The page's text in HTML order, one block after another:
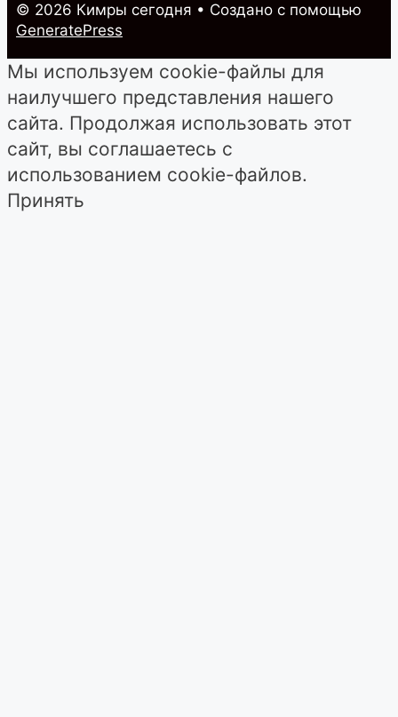
© 2026 Кимры cегодня • Создано с помощью
GeneratePress
Мы используем cookie-файлы для
наилучшего представления нашего
сайта. Продолжая использовать этот
сайт, вы соглашаетесь с
использованием cookie-файлов.
Принять